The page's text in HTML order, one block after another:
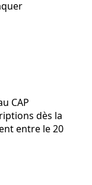
CAP
dès la
entre le 20